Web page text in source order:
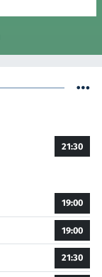
21:30
19:00
19:00
21:30